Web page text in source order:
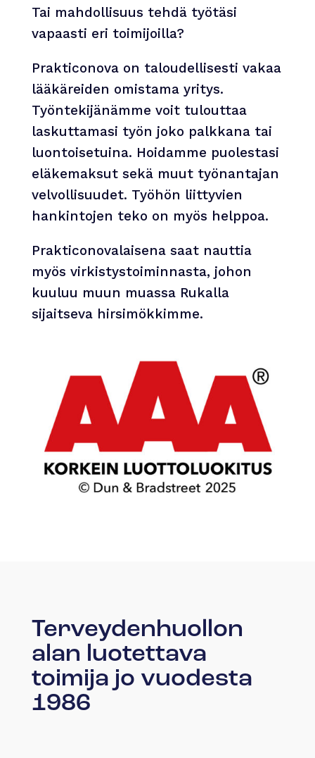
Tai mahdollisuus tehdä työtäsi
vapaasti eri toimijoilla?
Prakticonova on taloudellisesti vakaa
lääkäreiden omistama yritys.
Työntekijänämme voit tulouttaa
laskuttamasi työn joko palkkana tai
luontoisetuina. Hoidamme puolestasi
eläkemaksut sekä muut työnantajan
velvollisuudet. Työhön liittyvien
hankintojen teko on myös helppoa.
Prakticonovalaisena saat nauttia
myös virkistystoiminnasta, johon
kuuluu muun muassa Rukalla
sijaitseva hirsimökkimme.
Terveydenhuollon
alan luotettava
toimija jo vuodesta
1986